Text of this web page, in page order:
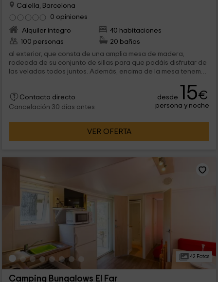
Calella, Barcelona
0 opiniones
Alquiler íntegro
40 habitaciones
100 personas
20 baños
al exterior, que consta de una amplia mesa de madera,
rodeada de su conjunto de sillas para que podáis disfrutar de
las veladas todos juntos. Además, encima de la mesa tenemos
Contacto directo
Cancelación 30 días antes
desde 15€
persona y noche
VER OFERTA
42 Fotos
Camping Bungalows El Far